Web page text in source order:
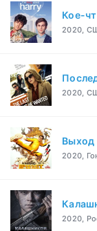
Кое-
2020,
2020,
Выход
2020,
2020,